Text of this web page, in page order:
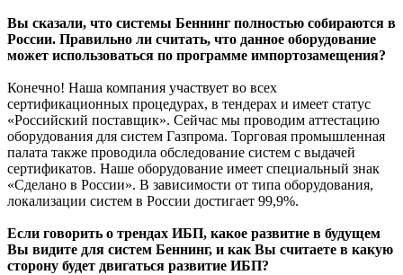
Вы сказали, что системы Беннинг полностью собираются в
России. Правильно ли считать, что данное оборудование
может использоваться по программе импортозамещения?
Конечно! Наша компания участвует во всех
сертификационных процедурах, в тендерах и имеет статус
«Российский поставщик». Сейчас мы проводим аттестацию
оборудования для систем Газпрома. Торговая промышленная
палата также проводила обследование систем с выдачей
сертификатов. Наше оборудование имеет специальный знак
«Сделано в России». В зависимости от типа оборудования,
локализации систем в России достигает 99,9%.
Если говорить о трендах ИБП, какое развитие в будущем
Вы видите для систем Беннинг, и как Вы считаете в какую
сторону будет двигаться развитие ИБП?